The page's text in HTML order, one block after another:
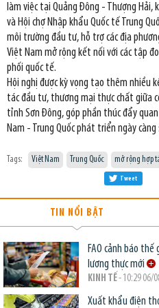
làm việc tại Quảng Đông - Thượng Hải,
và Hội chợ Nhập khẩu Quốc tế Trung
môi trường đầu tư, hỗ trợ các địa
Việt Nam mở rộng kết nối với các tập
phối quốc tế.
Hội nghị được kỳ vọng tạo thêm nhiều
tác đầu tư, thương mại thực chất giữa
tỉnh Sơn Đông, góp phần thúc đẩy
Nam - Trung Quốc phát triển ngày
Tags: Việt Nam Trung Quốc mở rộng hợp
Tweet
TIN NỔI BẬT
FAO cảnh báo
lương thực mới
KINH TẾ- 10:29 06/
Xuất khẩu điện